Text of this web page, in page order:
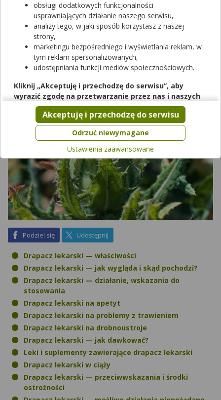
doskonale zwalcza wszelkiego rodzaju zaburzenia żołądkowo-
jelitowe. W Polsce jest to roślina dość dobrze znana,
prawdopodobnie dzięki popularyzowaniu jej przez lata przez
zakonników hodujących ją w przyklasztornych ogrodach. W
jakich dolegliwościach może pomóc drapacz lekarski? Jak
prawidłowo stosować tę roślinę?
Podziel sięna FacebookUdostępnij
Drapacz lekarski — właściwości
Drapacz lekarski — jak wygląda i skąd pochodzi?
Drapacz lekarski — działanie, wskazania do
stosowania
Drapacz lekarski na apetyt
Drapacz lekarski na problemy z trawieniem
Drapacz lekarski na drobnoustroje
Drapacz lekarski — jak dawkować?
Leki i suplementy zawierające drapacz lekarski
Drapacz lekarski w ciąży
Drapacz lekarski — przeciwwskazania i środki
ostrożności
obsługi dodatkowych funkcjonalności
usprawniających działanie naszego serwisu,
analizy tego, w jaki sposób korzystasz z naszej
strony,
marketingu bezpośredniego i wyświetlania reklam, w
tym reklam spersonalizowanych,
udostępniania funkcji mediów społecznościowych.
Kliknij „Akceptuję i przechodzę do serwisu”, aby
wyrazić zgodę na przetwarzanie przez nas i naszych
partnerów Twoich danych w powyższych celach.
Pamiętaj, że wyrażenie zgody jest dobrowolne, a wyrażoną
zgodę możesz w każdej chwili cofnąć, możesz też wycofać
zgodę na przetwarzanie Twoich danych tylko w niektórych
celach. Jeżeli chcesz dowiedzieć się więcej lub chcesz
przeprowadzić konfigurację szczegółową, to możesz tego
dokonać za pomocą „Ustawień zaawansowanych”.
Więcej informacji na temat wykorzystywania narzędzi
zewnętrznych w naszym serwisie znajdziesz wRegulaminie
Serwisu.
Odrzuć niewymagane
Akceptuję i przechodzę do serwisu
Ustawienia zaawansowane